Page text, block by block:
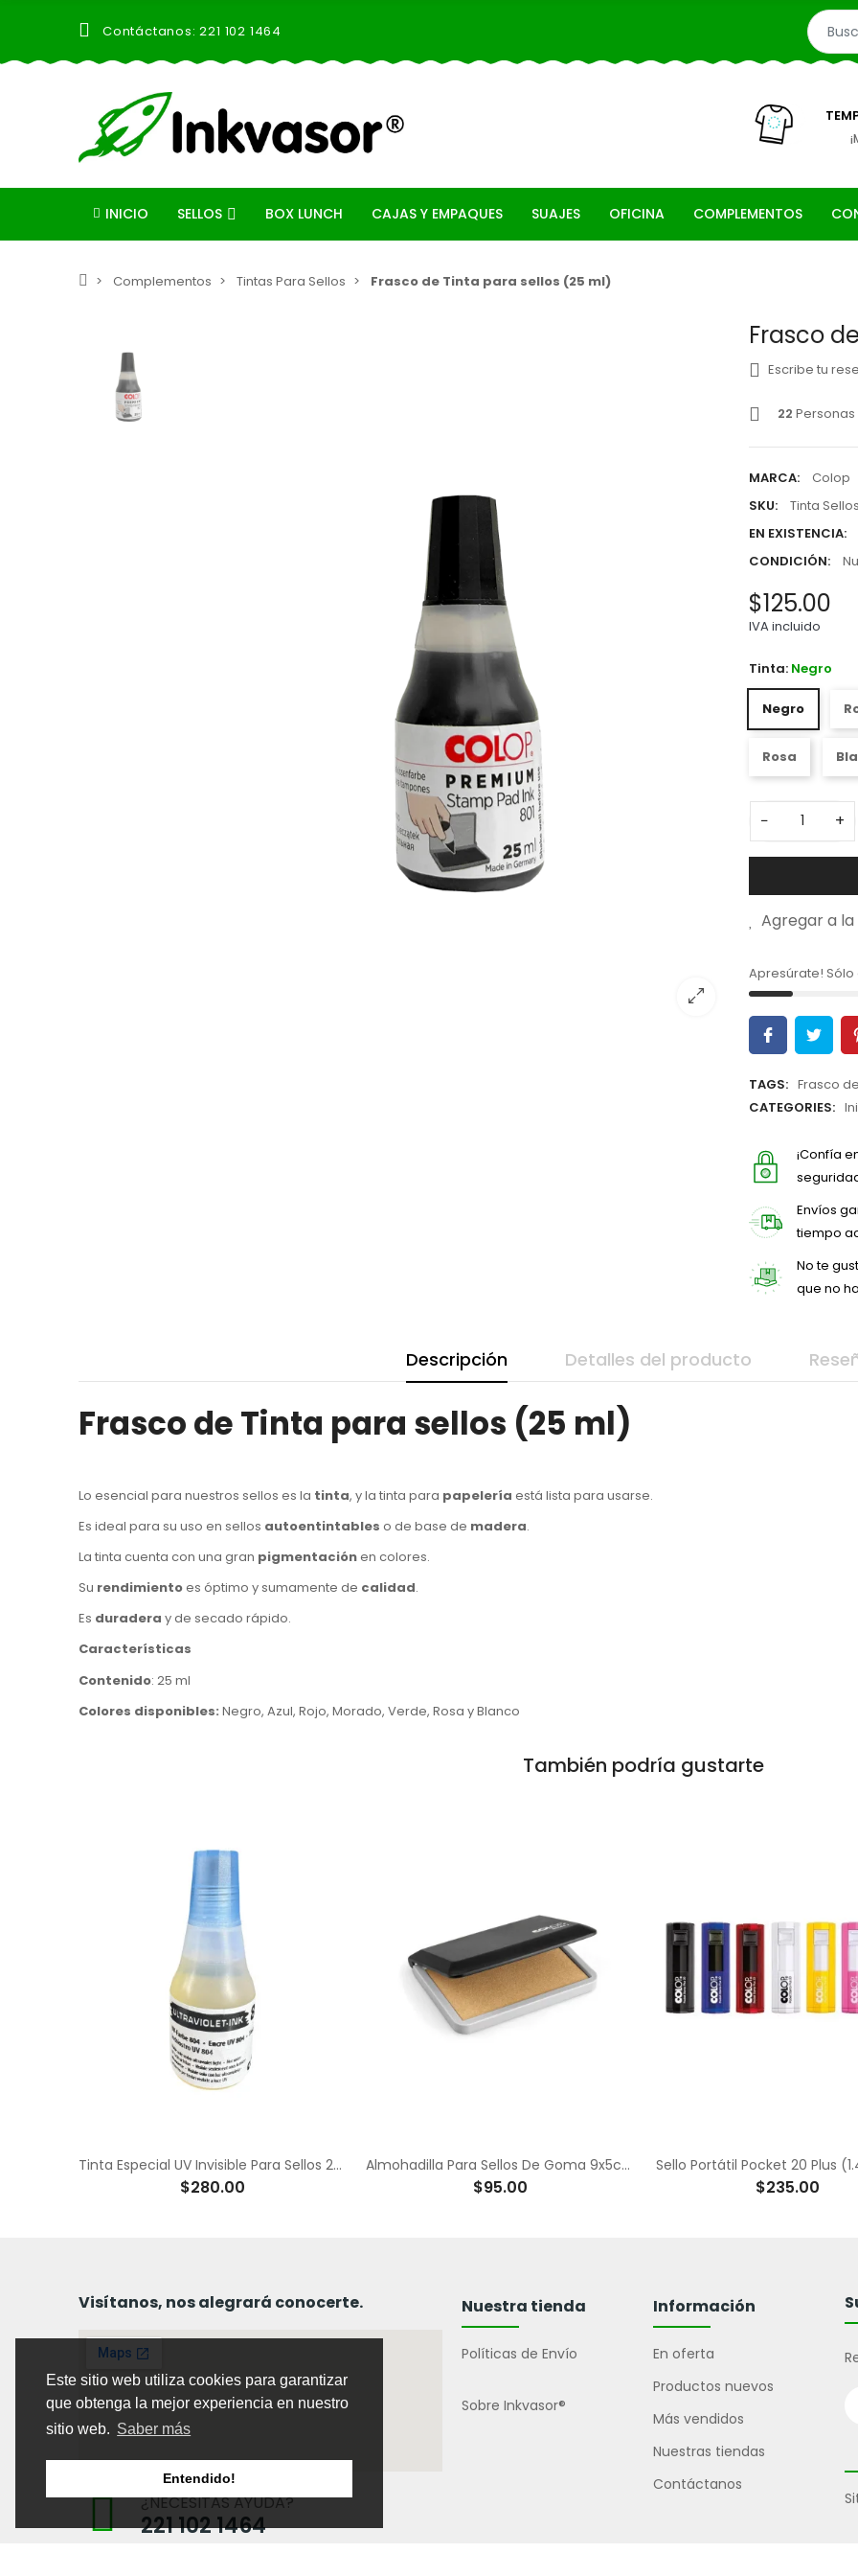
Este sitio web utiliza cookies para garantizar
que obtenga la mejor experiencia en nuestro
sitio web. Saber más
Entendido!
Contáctanos: 221 102 1464
INICIO SELLOS BOX LUNCH CAJAS Y EMPAQUES SUAJES OFICINA COMPLEMENTOS
Complementos Tintas Para Sellos Frasco de Tinta para sellos (25 ml)
Frasco
Escribe tu
22
MARCA:
Colop
SKU:
Tinta
EN EXISTENCIA:
CONDICIÓN:
$125.00
IVA incluido
Tinta: Negro
Negro
Rosa
− +
Agregar a la
Apresúrate!
TAGS: Frasco
CATEGORIES:
¡Confía
Envíos
tiempo
No te
que no
Descripción Detalles del producto
Frasco de Tinta para sellos (25 ml)
Lo esencial para nuestros sellos es la tinta, y la tinta para papelería está lista para usarse.
Es ideal para su uso en sellos autoentintables o de base de madera.
La tinta cuenta con una gran pigmentaciónen colores.
Su rendimientoes óptimo y sumamente de calidad.
Es duradera y de secado rápido.
Características
Contenido: 25 ml
Colores disponibles: Negro, Azul, Rojo, Morado, Verde, Rosa y Blanco
También podría gustarte
Tinta Especial UV Invisible Para Sellos 25 ml
$280.00
Almohadilla Para Sellos De Goma 9x5cm
$95.00
Sello Portátil Pocket 20 Plus
$235.00
Visítanos, nos alegrará conocerte.
¿NECESITAS AYUDA?
221 102 1464
Nuestra tienda
Políticas de Envío
Sobre Inkvasor®
Información
En oferta
Productos nuevos
Más vendidos
Nuestras tiendas
Contáctanos